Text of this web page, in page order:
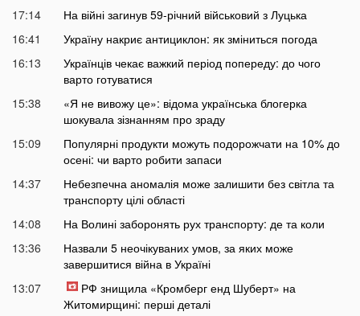
17:14
На війні загинув 59-річний військовий з Луцька
16:41
Україну накриє антициклон: як зміниться погода
16:13
Українців чекає важкий період попереду: до чого
варто готуватися
15:38
«Я не вивожу це»: відома українська блогерка
шокувала зізнанням про зраду
15:09
Популярні продукти можуть подорожчати на 10% до
осені: чи варто робити запаси
14:37
Небезпечна аномалія може залишити без світла та
транспорту цілі області
14:08
На Волині заборонять рух транспорту: де та коли
13:36
Назвали 5 неочікуваних умов, за яких може
завершитися війна в Україні
13:07
РФ знищила «Кромберг енд Шуберт» на
Житомирщині: перші деталі